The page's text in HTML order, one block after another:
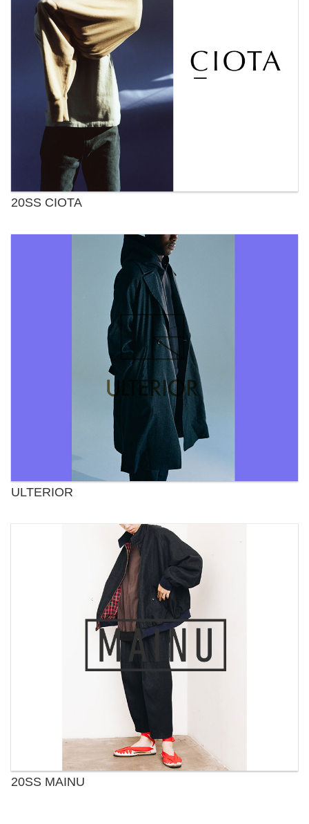
20SS CIOTA
ULTERIOR
20SS MAINU